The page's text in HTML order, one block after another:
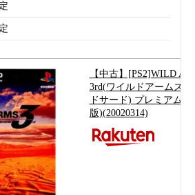
【中古】[PS2]WILD
3rd(ワイルドアームズ
ドサード) プレミアム
版)(20020314)